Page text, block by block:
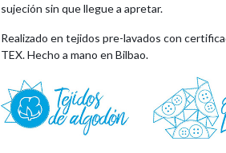
sujeción sin que llegue a apretar.
Realizado en tejidos pre-lavados con
TEX. Hecho a mano en Bilbao.